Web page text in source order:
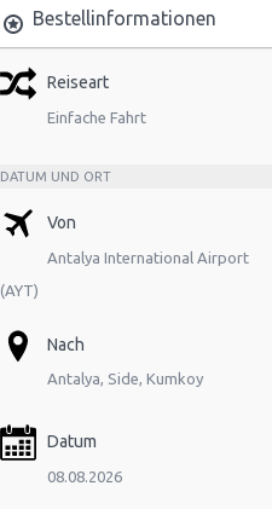
Bestellinformationen
Reiseart
Einfache Fahrt
DATUM UND ORT
Von
Antalya International Airport
(AYT)
Nach
Antalya, Side, Kumkoy
Datum
08.08.2026